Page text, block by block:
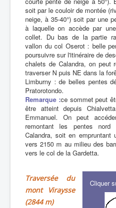
soit par le couloir de montée
neige, à 35-40°) soit par une
à laquelle on accède par
collet. Du bas de la partie
vallon du col Oserot : belle
poursuivre sur l'itinéraire de
chalets de Calandra, on peut
traverser N puis NE dans la
Limburny : de belles pentes
Pratorotondo.
Remarque :ce sommet peut
être atteint depuis
Emmanuel. On peut
remontant les pentes
Calandra, soit en
vers 2150 m au milieu des
vers le col de la Gardetta.
Cliquer
Traversée du
mont Viraysse
(2844 m)